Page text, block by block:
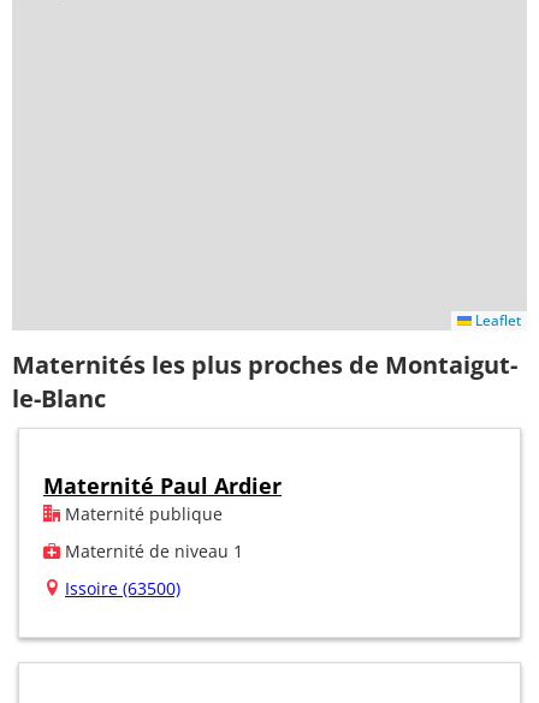
Leaflet
Maternités les plus proches de Montaigut-
le-Blanc
Maternité Paul Ardier
Maternité publique
Maternité de niveau 1
Issoire (63500)